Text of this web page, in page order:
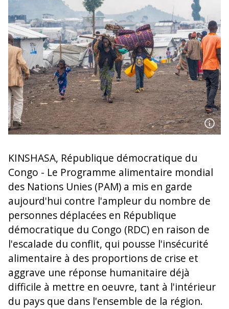
KINSHASA, République démocratique du
Congo - Le Programme alimentaire mondial
des Nations Unies (PAM) a mis en garde
aujourd'hui contre l'ampleur du nombre de
personnes déplacées en République
démocratique du Congo (RDC) en raison de
l'escalade du conflit, qui pousse l'insécurité
alimentaire à des proportions de crise et
aggrave une réponse humanitaire déjà
difficile à mettre en oeuvre, tant à l'intérieur
du pays que dans l'ensemble de la région.